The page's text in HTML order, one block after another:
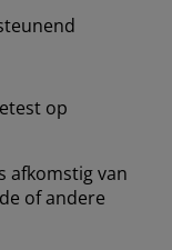
op
afkomstig van
of andere